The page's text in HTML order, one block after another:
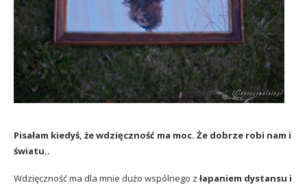
Pisałam kiedyś, że wdzięczność ma moc. Że dobrze robi nam i
światu..
Wdzięczność ma dla mnie dużo wspólnego z łapaniem dystansu i